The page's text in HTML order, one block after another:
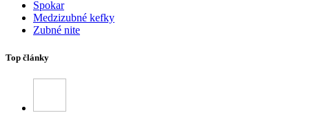
Spokar
Medzizubné kefky
Zubné nite
Top články